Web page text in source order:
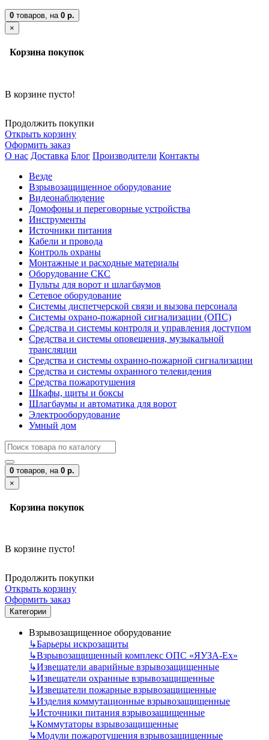
0 товаров, на 0 р.
×
Корзина покупок
В корзине пусто!
Продолжить покупки
Открыть корзину
Оформить заказ
О нас Доставка Блог Производители Контакты
Везде
Взрывозащищенное оборудование
Видеонаблюдение
Домофоны и переговорные устройства
Инструменты
Источники питания
Кабели и провода
Контроль охраны
Монтажные и расходные материалы
Оборудование СКС
Пульты для ворот и шлагбаумов
Сетевое оборудование
Системы диспетчерской связи и вызова персонала
Системы охрано-пожарной сигнализации (ОПС)
Средства и системы контроля и управления доступом
Средства и системы оповещения, музыкальной
трансляции
Средства и системы охранно-пожарной сигнализации
Средства и системы охранного телевидения
Средства пожаротушения
Шкафы, щиты и боксы
Шлагбаумы и автоматика для ворот
Электрооборудование
Умный дом
0 товаров, на 0 р.
×
Корзина покупок
В корзине пусто!
Продолжить покупки
Открыть корзину
Оформить заказ
Категории
Взрывозащищенное оборудование
↳Барьеры искрозащиты
↳Взрывозащищенный комплекс ОПС «ЯУЗА-Ех»
↳Извещатели аварийные взрывозащищенные
↳Извещатели охранные взрывозащищенные
↳Извещатели пожарные взрывозащищенные
↳Изделия коммутационные взрывозащищенные
↳Источники питания взрывозащищенные
↳Коммутаторы взрывозащищенные
↳Модули пожаротушения взрывозащищенные